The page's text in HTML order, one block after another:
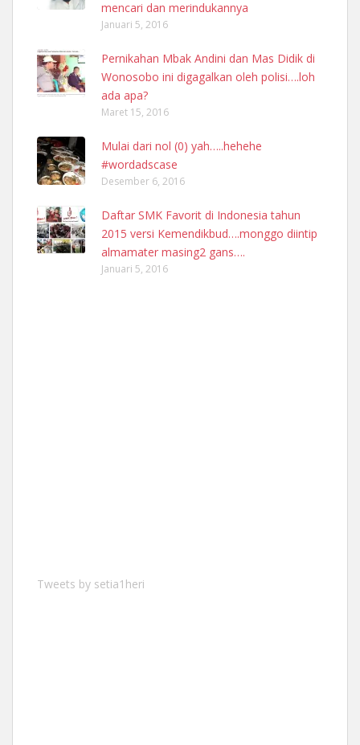
mencari dan merindukannya
Januari 5, 2016
Pernikahan Mbak Andini dan Mas Didik di
Wonosobo ini digagalkan oleh polisi….loh
ada apa?
Maret 15, 2016
Mulai dari nol (0) yah…..hehehe
#wordadscase
Desember 6, 2016
Daftar SMK Favorit di Indonesia tahun
2015 versi Kemendikbud….monggo diintip
almamater masing2 gans….
Januari 5, 2016
Tweets by setia1heri